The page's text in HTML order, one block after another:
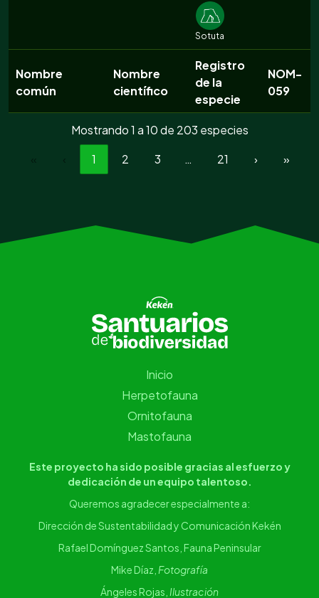
Sotuta
Nombre
común
Nombre
científico
Registro
de la
especie
NOM-
059
Mostrando 1 a 10 de 203 especies
1 2 3 … 21 › »
Inicio
Herpetofauna
Ornitofauna
Mastofauna
Este proyecto ha sido posible gracias al esfuerzo y
dedicación de un equipo talentoso.
Queremos agradecer especialmente a:
Dirección de Sustentabilidad y Comunicación Kekén
Rafael Domínguez Santos, Fauna Peninsular
Mike Díaz, Fotografía
Ángeles Rojas, Ilustración